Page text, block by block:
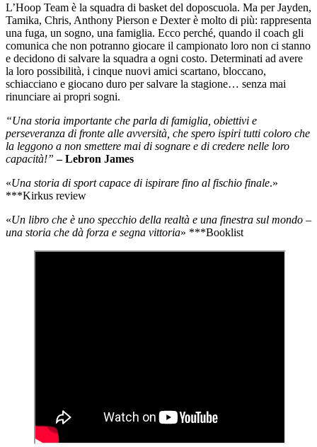
L’Hoop Team è la squadra di basket del doposcuola. Ma per Jayden,
Tamika, Chris, Anthony Pierson e Dexter è molto di più: rappresenta
una fuga, un sogno, una famiglia. Ecco perché, quando il coach gli
comunica che non potranno giocare il campionato loro non ci stanno
e decidono di salvare la squadra a ogni costo. Determinati ad avere
la loro possibilità, i cinque nuovi amici scartano, bloccano,
schiacciano e giocano duro per salvare la stagione… senza mai
rinunciare ai propri sogni.
“Una storia importante che parla di famiglia, obiettivi e
perseveranza di fronte alle avversità, che spero ispiri tutti coloro che
la leggono a non smettere mai di sognare e di credere nelle loro
capacità!” – Lebron James
«Una storia di sport capace di ispirare fino al fischio finale.»
***Kirkus review
«Un libro che è uno specchio della realtà e una finestra sul mondo –
una storia che dà forza e segna vittoria» ***Booklist